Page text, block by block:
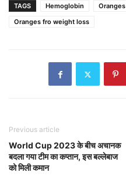
TAGS Hemoglobin Oranges
Oranges fro weight loss
Previous article
World Cup 2023 के बीच अचानक
बदला गया टीम का कप्तान, इस बल्लेबाज
को मिली कमान